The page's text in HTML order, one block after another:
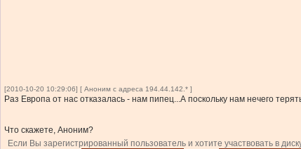
[2010-10-20 10:29:06] [ Аноним с адреса 194.44.142.* ]
Раз Европа от нас отказалась - нам пипец...А поскольку нам нечего
Что скажете, Аноним?
Если Вы зарегистрированный пользователь и хотите участвовать в